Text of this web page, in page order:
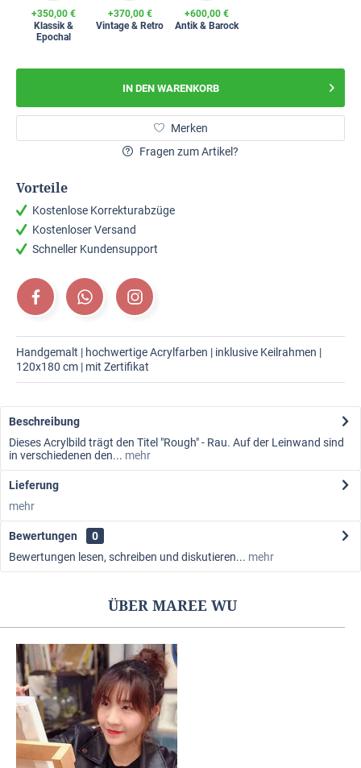
+350,00 €
Klassik &
Epochal
+370,00 €
Vintage & Retro
+600,00 €
Antik & Barock
IN DEN WARENKORB
Merken
Fragen zum Artikel?
Vorteile
Kostenlose Korrekturabzüge
Kostenloser Versand
Schneller Kundensupport
Handgemalt | hochwertige Acrylfarben | inklusive Keilrahmen |
120x180 cm | mit Zertifikat
Beschreibung
Dieses Acrylbild trägt den Titel "Rough" - Rau. Auf der Leinwand sind
in verschiedenen den... mehr
Lieferung
mehr
Bewertungen
0
Bewertungen lesen, schreiben und diskutieren... mehr
ÜBER MAREE WU